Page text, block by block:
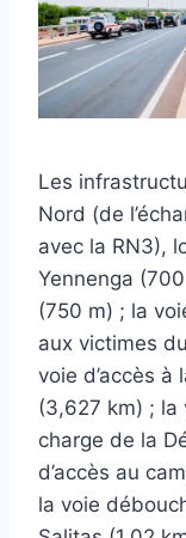
Les
Nord (de
avec la RN3),
Yennenga
(750 m) ; la
aux victimes
voie d’accès
(3,627 km) ; la
charge de la
d’accès au
la voie